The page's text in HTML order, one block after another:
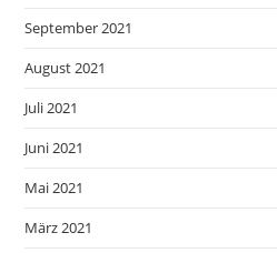
September 2021
August 2021
Juli 2021
Juni 2021
Mai 2021
März 2021